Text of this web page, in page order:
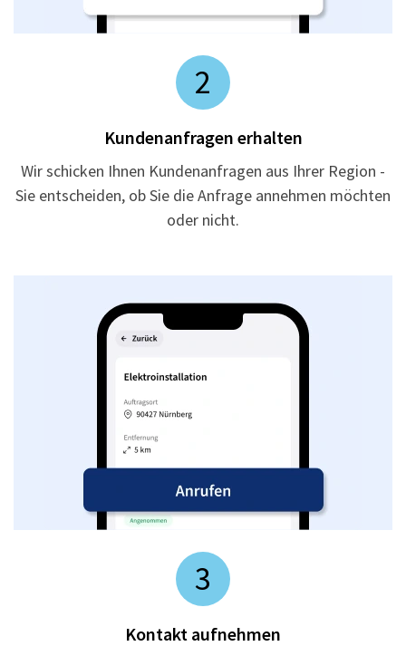
2
Kundenanfragen erhalten
Wir schicken Ihnen Kundenanfragen aus Ihrer Region -
Sie entscheiden, ob Sie die Anfrage annehmen möchten
oder nicht.
3
Kontakt aufnehmen